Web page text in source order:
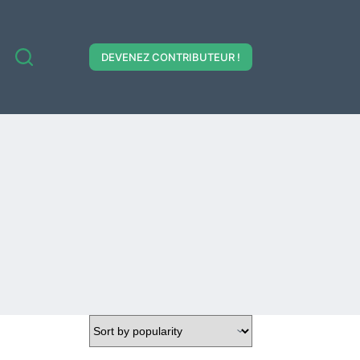
DEVENEZ CONTRIBUTEUR !